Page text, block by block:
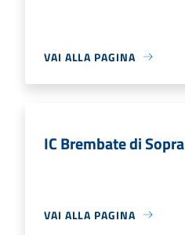
VAI ALLA PAGINA
IC Brembate di Sopra
VAI ALLA PAGINA